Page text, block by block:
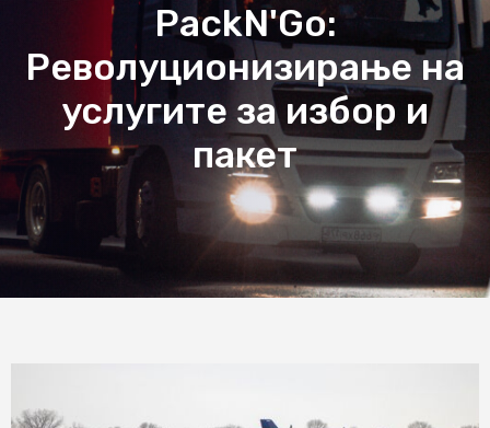
PackN'Go:
Револуционизирање на
услугите за избор и
пакет